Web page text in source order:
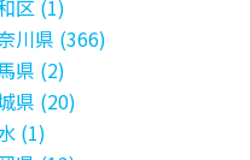
区 (1)
川県 (366)
県 (2)
県 (20)
(1)